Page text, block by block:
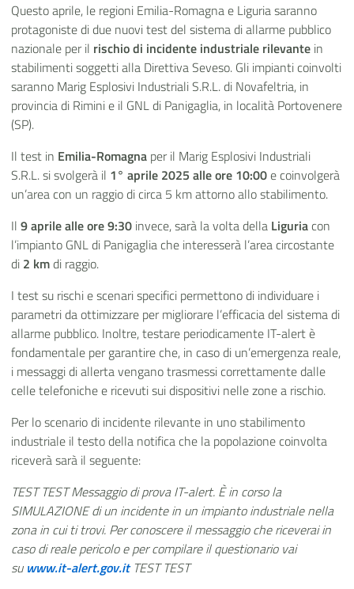
Questo aprile, le regioni Emilia-Romagna e Liguria saranno
protagoniste di due nuovi test del sistema di allarme pubblico
nazionale per il rischio di incidente industriale rilevante in
stabilimenti soggetti alla Direttiva Seveso. Gli impianti coinvolti
saranno Marig Esplosivi Industriali S.R.L.di Novafeltria, in
provincia di Rimini e il GNL di Panigaglia, in località Portovenere
(SP).
Il test in Emilia-Romagna per il Marig Esplosivi Industriali
S.R.L. si svolgerà il 1° aprile 2025 alle ore 10:00e coinvolgerà
un’area con un raggio di circa 5 km attorno allo stabilimento.
Il 9 aprile alle ore 9:30 invece, sarà la volta della Liguria con
l’impianto GNL di Panigaglia che interesserà l’area circostante
di 2 kmdi raggio.
I test su rischi e scenari specifici permettono di individuare i
parametri da ottimizzare per migliorare l’efficacia del sistema di
allarme pubblico. Inoltre, testare periodicamente IT-alert è
fondamentale per garantire che, in caso di un’emergenza reale,
i messaggi di allerta vengano trasmessi correttamente dalle
celle telefoniche e ricevuti sui dispositivi nelle zone a rischio.
Per lo scenario di incidente rilevante in uno stabilimento
industriale il testo della notifica che la popolazione coinvolta
riceverà sarà il seguente:
TEST TEST Messaggio di prova IT-alert. È in corso la
SIMULAZIONE di un incidente in un impianto industriale nella
zona in cui ti trovi. Per conoscere il messaggio che riceverai in
caso di reale pericolo e per compilare il questionario vai
su www.it-alert.gov.itTEST TEST